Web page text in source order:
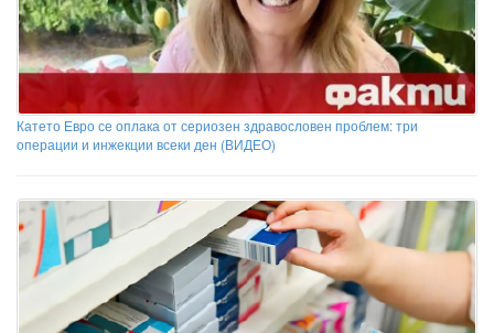
Катето Евро се оплака от сериозен здравословен проблем: три
операции и инжекции всеки ден (ВИДЕО)